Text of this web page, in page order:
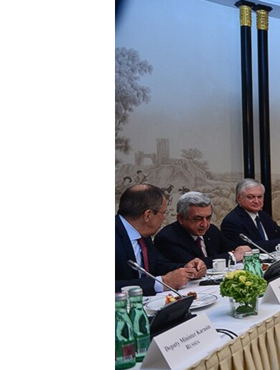
УКРАЇНСЬКА ПРОБЛЕМА КРИМУ